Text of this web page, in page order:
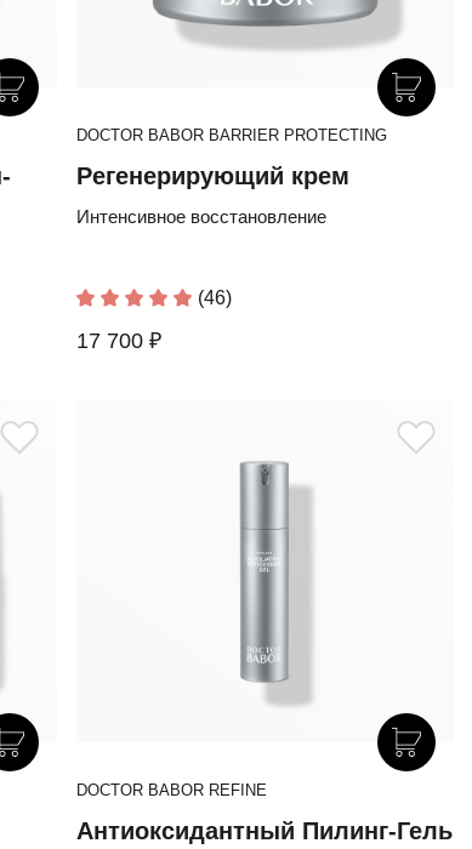
DOCTOR BABOR BARRIER PROTECTING
Регенерирующий крем
Интенсивное восстановление
(46)
17 700 ₽
DOCTOR BABOR REFINE
Антиоксидантный Пилинг-Гель